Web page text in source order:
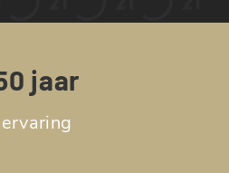
jaar
ervaring